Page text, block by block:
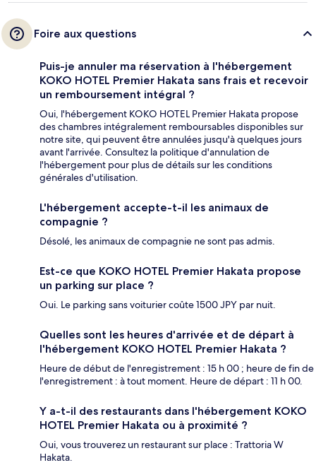
Foire aux questions
Puis-je annuler ma réservation à l'hébergement
KOKO HOTEL Premier Hakata sans frais et recevoir
un remboursement intégral ?
Oui, l'hébergement KOKO HOTEL Premier Hakata propose
des chambres intégralement remboursables disponibles sur
notre site, qui peuvent être annulées jusqu'à quelques jours
avant l'arrivée. Consultez la politique d'annulation de
l'hébergement pour plus de détails sur les conditions
générales d'utilisation.
L'hébergement accepte-t-il les animaux de
compagnie ?
Désolé, les animaux de compagnie ne sont pas admis.
Est-ce que KOKO HOTEL Premier Hakata propose
un parking sur place ?
Oui. Le parking sans voiturier coûte 1500 JPY par nuit.
Quelles sont les heures d'arrivée et de départ à
l'hébergement KOKO HOTEL Premier Hakata ?
Heure de début de l'enregistrement : 15 h 00 ; heure de fin de
l'enregistrement : à tout moment. Heure de départ : 11 h 00.
Y a-t-il des restaurants dans l'hébergement KOKO
HOTEL Premier Hakata ou à proximité ?
Oui, vous trouverez un restaurant sur place : Trattoria W
Hakata.